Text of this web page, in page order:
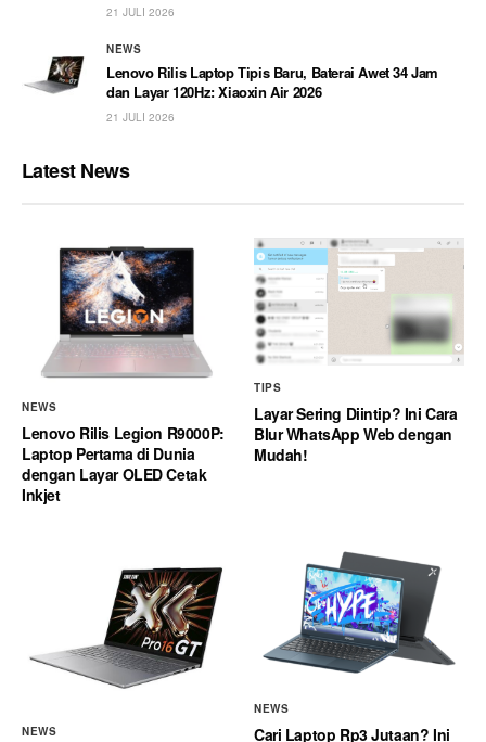
21 JULI 2026
NEWS
Lenovo Rilis Laptop Tipis Baru, Baterai Awet 34 Jam
dan Layar 120Hz: Xiaoxin Air 2026
21 JULI 2026
Latest News
NEWS
Lenovo Rilis Legion R9000P:
Laptop Pertama di Dunia
dengan Layar OLED Cetak
Inkjet
TIPS
Layar Sering Diintip? Ini Cara
Blur WhatsApp Web dengan
Mudah!
NEWS
NEWS
Cari Laptop Rp3 Jutaan? Ini